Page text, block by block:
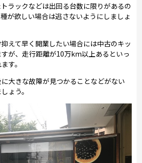
ラックなどは出回る台数に限りがあるの
が欲しい場合は逃さないようにしましょ
えて早く開業したい場合には中古のキッ
が、走行距離が10万km以上あるといっ
す。
大きな故障が見つかることなどがない
ょう。